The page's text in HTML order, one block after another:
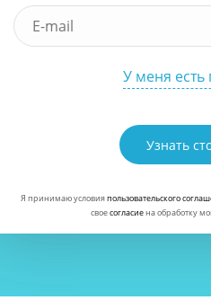
У меня
Узнать
Я принимаю условияпользовательского
своесогласиена обработку